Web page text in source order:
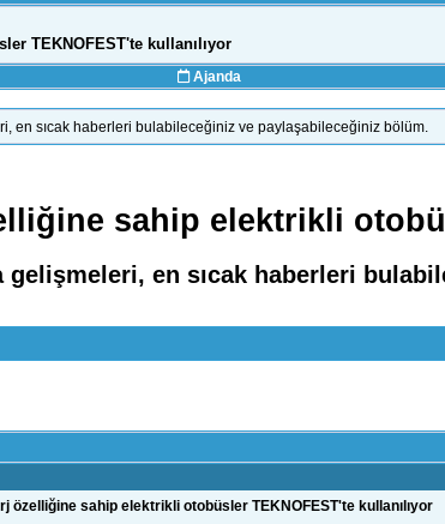
TEKNOFEST'te kullanılıyor
Ajanda
en sıcak haberleri bulabileceğiniz ve paylaşabileceğiniz bölüm.
sahip elektrikli
gelişmeleri, en sıcak haberleri
özelliğine sahip elektrikli otobüsler TEKNOFEST'te kullanılıyor